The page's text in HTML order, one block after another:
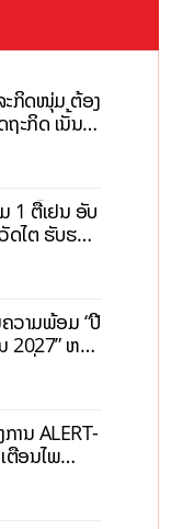
ະກິດໜຸ່ມ ຕ້ອງ
ະກິດ ເນັ້ນດຶງ
ຕອນ
1 ຕື້ເຢນ ອັບ
ໄຕ ຮັບຮອງ
ວາມພ້ອມ “ປີ
2027” ຫວັງ
ງຖິ່ນ
ານ ALERT-
ຕືອນໄພ
ເທດ